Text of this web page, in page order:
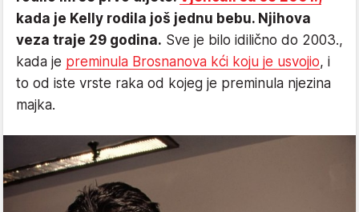
kada je Kelly rodila još jednu bebu. Njihova
veza traje 29 godina. Sve je bilo idilično do 2003.,
kada je preminula Brosnanova kći koju je usvojio, i
to od iste vrste raka od kojeg je preminula njezina
majka.